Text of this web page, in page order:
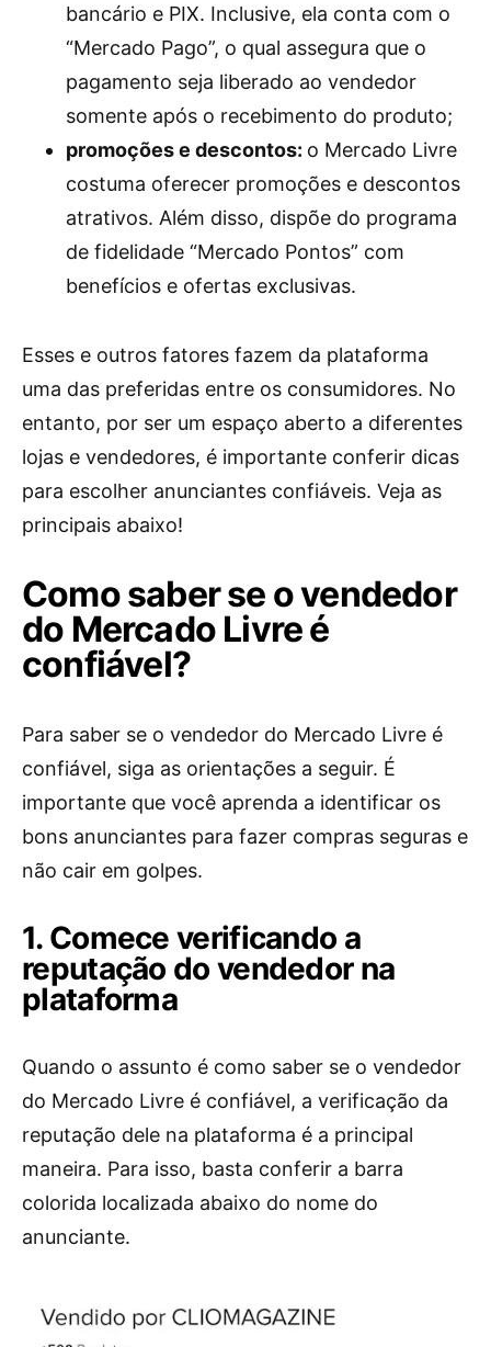
bancário e PIX. Inclusive, ela conta com o
“Mercado Pago”, o qual assegura que o
pagamento seja liberado ao vendedor
somente após o recebimento do produto;
promoções e descontos: o Mercado Livre
costuma oferecer promoções e descontos
atrativos. Além disso, dispõe do programa
de fidelidade “Mercado Pontos” com
benefícios e ofertas exclusivas.
Esses e outros fatores fazem da plataforma
uma das preferidas entre os consumidores. No
entanto, por ser um espaço aberto a diferentes
lojas e vendedores, é importante conferir dicas
para escolher anunciantes confiáveis. Veja as
principais abaixo!
Como saber se o vendedor
do Mercado Livre é
confiável?
Para saber se o vendedor do Mercado Livre é
confiável, siga as orientações a seguir. É
importante que você aprenda a identificar os
bons anunciantes para fazer compras seguras e
não cair em golpes.
1. Comece verificando a
reputação do vendedor na
plataforma
Quando o assunto é como saber se o vendedor
do Mercado Livre é confiável, a verificação da
reputação dele na plataforma é a principal
maneira. Para isso, basta conferir a barra
colorida localizada abaixo do nome do
anunciante.